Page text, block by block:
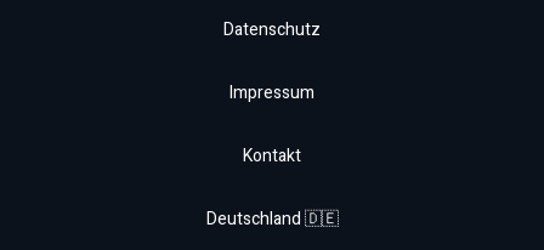
Datenschutz
Impressum
Kontakt
Deutschland 🇩🇪